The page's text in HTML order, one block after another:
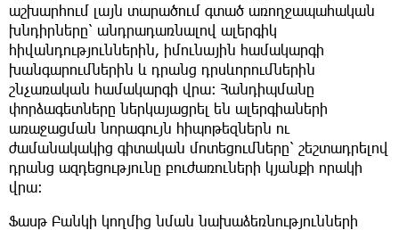
աշխարհում լայն տարածում գտած առողջապահական
խնդիրները՝ անդրադառնալով ալերգիկ
հիվանդություններին, իմունային համակարգի
խանգարումներին և դրանց դրսևորումներին
շնչառական համակարգի վրա: Հանդիպմանը
փորձագետները ներկայացրել են ալերգիաների
առաջացման նորագույն հիպոթեզներն ու
ժամանակակից գիտական մոտեցումները՝ շեշտադրելով
դրանց ազդեցությունը բուժառուների կյանքի որակի
վրա։
Ֆասթ Բանկի կողմից նման նախաձեռնությունների